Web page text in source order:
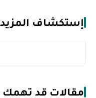
إستكشاف المزيد
مقالات قد تهمك